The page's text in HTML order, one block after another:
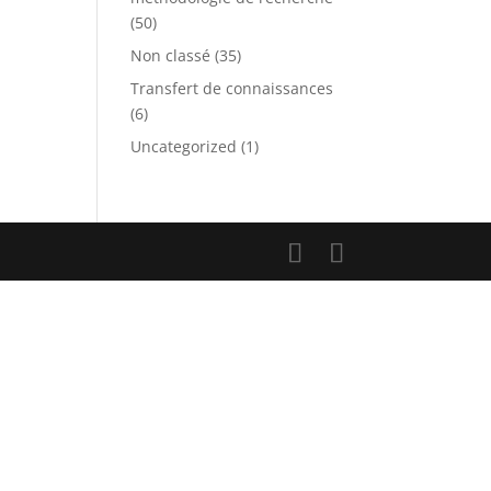
(50)
Non classé (35)
Transfert de connaissances
(6)
Uncategorized (1)